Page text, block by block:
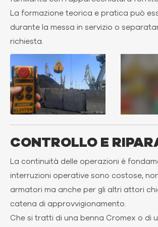
La formazione teorica e pratica può
durante la messa in servizio o
richiesta.
CONTROLLO E
La continuità delle operazioni è
interruzioni operative sono costose,
armatori ma anche per gli altri attori
catena di approvvigionamento.
Che si tratti di una benna Cromex o di